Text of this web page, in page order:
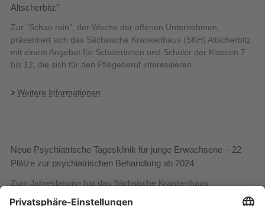
Altscherbitz"
Zur "Schau rein", der Woche der offenen Unternehmen,
präsentiert sich das Sächsische Krankenhaus (SKH) Altscherbitz
mit einem Angebot für Schülerinnen und Schüler der Klassen 7
bis 12, die sich für den Pflegeberuf interessieren.
Weitere Informationen
Neue Psychiatrische Tagesklinik für junge Erwachsene – 22
Plätze zur psychiatrischen Behandlung ab 2024
Zum Jahresbeginn hat das Sächsische Krankenhaus
(SKH) Altscherbitz eine neue Psychiatrische Tagesklinik für junge